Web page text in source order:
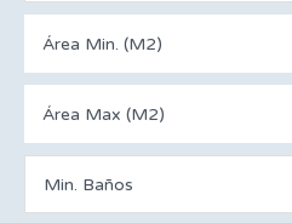
Min. Baños